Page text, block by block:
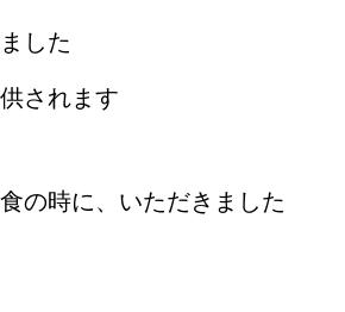
した
されます
の時に、いただきました